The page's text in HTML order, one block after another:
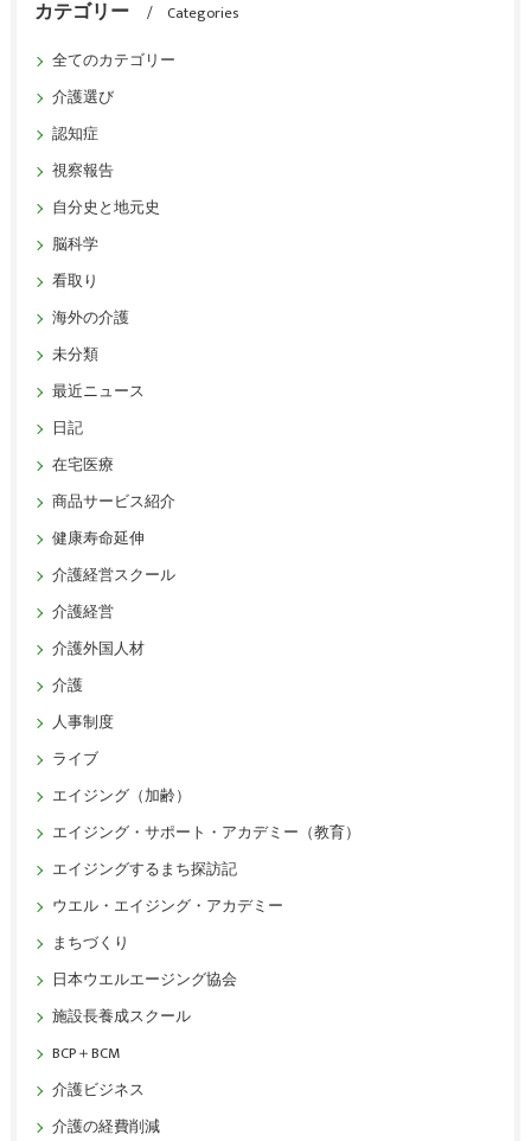
カテゴリー
Categories
全てのカテゴリー
介護選び
認知症
視察報告
自分史と地元史
脳科学
看取り
海外の介護
未分類
最近ニュース
日記
在宅医療
商品サービス紹介
健康寿命延伸
介護経営スクール
介護経営
介護外国人材
介護
人事制度
ライブ
エイジング（加齢）
エイジング・サポート・アカデミー（教育）
エイジングするまち探訪記
ウエル・エイジング・アカデミー
まちづくり
日本ウエルエージング協会
施設長養成スクール
BCP＋BCM
介護ビジネス
介護の経費削減